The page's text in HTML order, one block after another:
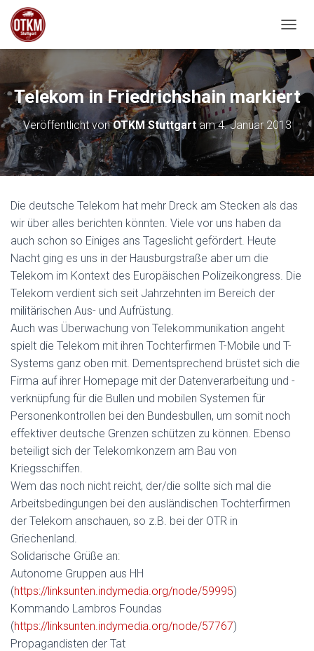
Telekom in Friedrichshain markiert
Veröffentlicht vonOTKM Stuttgartam4. Januar 2013
Die deutsche Telekom hat mehr Dreck am Stecken als das
wir über alles berichten könnten. Viele vor uns haben da
auch schon so Einiges ans Tageslicht gefördert. Heute
Nacht ging es uns in der Hausburgstraße aber um die
Telekom im Kontext des Europäischen Polizeikongress. Die
Telekom verdient sich seit Jahrzehnten im Bereich der
militärischen Aus- und Aufrüstung.
Auch was Überwachung von Telekommunikation angeht
spielt die Telekom mit ihren Tochterfirmen T-Mobile und T-
Systems ganz oben mit. Dementsprechend brüstet sich die
Firma auf ihrer Homepage mit der Datenverarbeitung und -
verknüpfung für die Bullen und mobilen Systemen für
Personenkontrollen bei den Bundesbullen, um somit noch
effektiver deutsche Grenzen schützen zu können. Ebenso
beteiligt sich der Telekomkonzern am Bau von
Kriegsschiffen.
Wem das noch nicht reicht, der/die sollte sich mal die
Arbeitsbedingungen bei den ausländischen Tochterfirmen
der Telekom anschauen, so z.B. bei der OTR in
Griechenland.
Solidarische Grüße an:
Autonome Gruppen aus HH
(https://linksunten.indymedia.org/node/59995)
Kommando Lambros Foundas
(https://linksunten.indymedia.org/node/57767)
Propagandisten der Tat